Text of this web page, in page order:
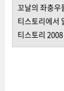
꼬날의 좌충우
티스토리에서
티스토리